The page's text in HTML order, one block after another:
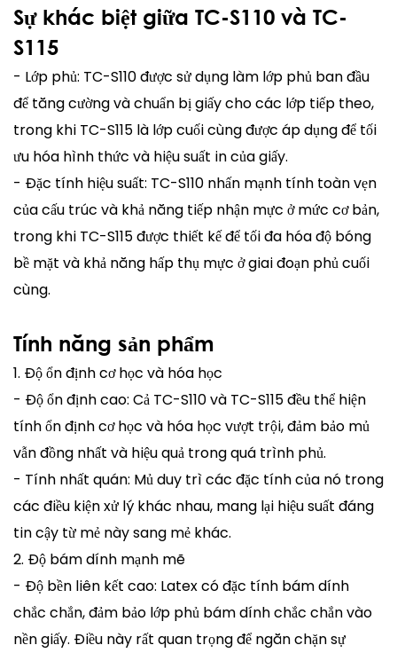
Sự khác biệt giữa TC-S110 và TC-
S115
- Lớp phủ: TC-S110 được sử dụng làm lớp phủ ban đầu
để tăng cường và chuẩn bị giấy cho các lớp tiếp theo,
trong khi TC-S115 là lớp cuối cùng được áp dụng để tối
ưu hóa hình thức và hiệu suất in của giấy.
- Đặc tính hiệu suất: TC-S110 nhấn mạnh tính toàn vẹn
của cấu trúc và khả năng tiếp nhận mực ở mức cơ bản,
trong khi TC-S115 được thiết kế để tối đa hóa độ bóng
bề mặt và khả năng hấp thụ mực ở giai đoạn phủ cuối
cùng.
Tính năng sản phẩm
1. Độ ổn định cơ học và hóa học
- Độ ổn định cao: Cả TC-S110 và TC-S115 đều thể hiện
tính ổn định cơ học và hóa học vượt trội, đảm bảo mủ
vẫn đồng nhất và hiệu quả trong quá trình phủ.
- Tính nhất quán: Mủ duy trì các đặc tính của nó trong
các điều kiện xử lý khác nhau, mang lại hiệu suất đáng
tin cậy từ mẻ này sang mẻ khác.
2. Độ bám dính mạnh mẽ
- Độ bền liên kết cao: Latex có đặc tính bám dính
chắc chắn, đảm bảo lớp phủ bám dính chắc chắn vào
nền giấy. Điều này rất quan trọng để ngăn chặn sự